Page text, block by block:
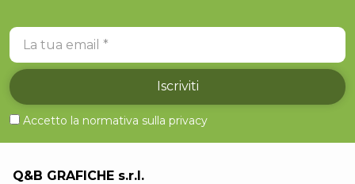
La tua email
Iscriviti
Accetto la normativa sulla privacy
Q&B GRAFICHE s.r.l.